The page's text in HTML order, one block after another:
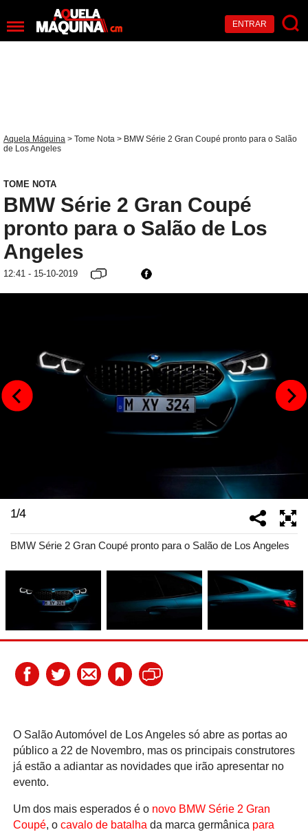
ENTRAR
Aquela Máquina > Tome Nota > BMW Série 2 Gran Coupé pronto para o Salão
de Los Angeles
TOME NOTA
BMW Série 2 Gran Coupé
pronto para o Salão de Los
Angeles
12:41 - 15-10-2019
1/4
BMW Série 2 Gran Coupé pronto para o Salão de Los Angeles
O Salão Automóvel de Los Angeles só abre as portas ao
público a 22 de Novembro, mas os principais construtores
já estão a adiantar as novidades que irão apresentar no
evento.
Um dos mais esperados é o novo BMW Série 2 Gran
Coupé, o cavalo de batalha da marca germânica para